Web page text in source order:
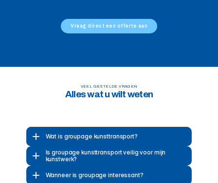
Vraag direct een offerte aan
VEEL GESTELDE VRAGEN
Alles wat u wilt weten
Wat is groupage kunsttransport?
Is groupage kunsttransport veilig voor mijn
kunstwerk?
Wanneer is groupage interessant?